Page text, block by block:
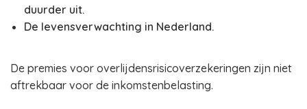
duurder uit.
De levensverwachting in Nederland.
De premies voor overlijdensrisicoverzekeringen zijn niet
aftrekbaar voor de inkomstenbelasting.